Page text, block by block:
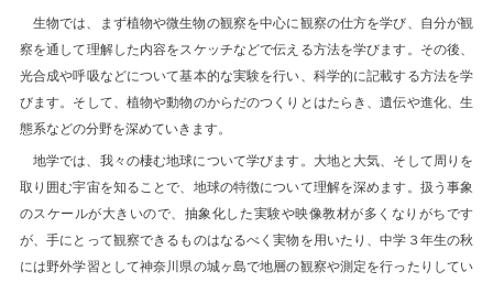
生物では、まず植物や微生物の観察を中心に観察の仕方を学び、自分が観
察を通して理解した内容をスケッチなどで伝える方法を学びます。その後、
光合成や呼吸などについて基本的な実験を行い、科学的に記載する方法を学
びます。そして、植物や動物のからだのつくりとはたらき、遺伝や進化、生
態系などの分野を深めていきます。
地学では、我々の棲む地球について学びます。大地と大気、そして周りを
取り囲む宇宙を知ることで、地球の特徴について理解を深めます。扱う事象
のスケールが大きいので、抽象化した実験や映像教材が多くなりがちです
が、手にとって観察できるものはなるべく実物を用いたり、中学３年生の秋
には野外学習として神奈川県の城ヶ島で地層の観察や測定を行ったりしてい